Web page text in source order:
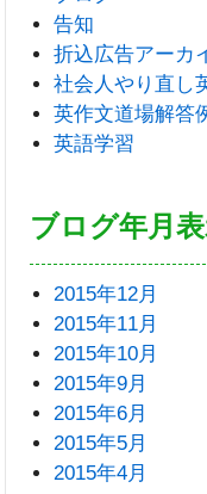
告知
折込広告アーカ
社会人やり直し
英作文道場解答
英語学習
ブログ年月
2015年12月
2015年11月
2015年10月
2015年9月
2015年6月
2015年5月
2015年4月